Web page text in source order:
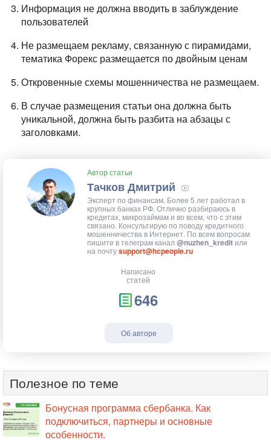
Информация не должна вводить в заблуждение
пользователей
Не размещаем рекламу, связанную с пирамидами,
тематика Форекс размещается по двойным ценам
Откровенные схемы мошенничества не размещаем.
В случае размещения статьи она должна быть
уникальной, должна быть разбита на абзацы с
заголовками.
Автор статьи
Тачков Дмитрий
Эксперт по финансам. Более 5 лет работал в
крупных банках РФ. Отлично разбираюсь в
кредитах, микрозаймам и во всем, что с этим
связано. Консультирую по поводу кредитного
мошенничества в Интернет. По всем вопросам
пишите в телеграм канал @nuzhen_kredit или
на почтуsupport@hcpeople.ru
Написано
статей
646
Об авторе
Полезное по теме
Бонусная программа сбербанка. Как
подключиться, партнеры и основные
особенности.